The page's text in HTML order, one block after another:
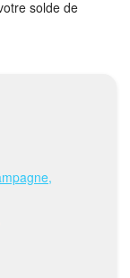
solde de